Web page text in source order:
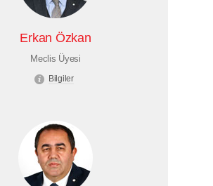
Erkan Özkan
Meclis Üyesi
Bilgiler